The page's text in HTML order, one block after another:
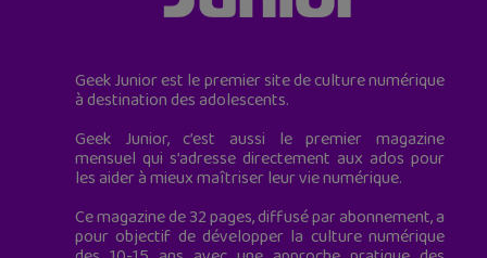
Geek Junior est le premier site de culture numérique
à destination des adolescents.
Geek Junior, c’est aussi le premier magazine
mensuel qui s’adresse directement aux ados pour
les aider à mieux maîtriser leur vie numérique.
Ce magazine de 32 pages, diffusé par abonnement, a
pour objectif de développer la culture numérique